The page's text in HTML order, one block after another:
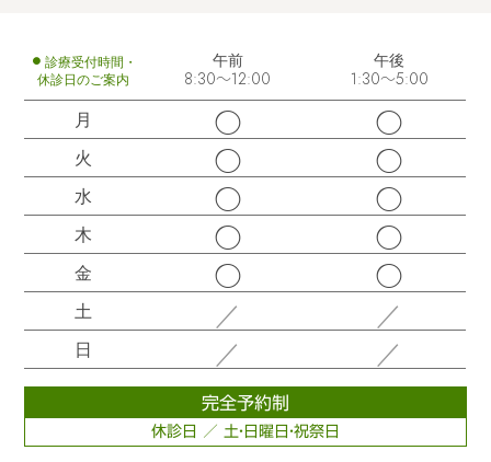
診療受付時間・
休診日のご案内
午前
8:30～12:00
午後
1:30～5:00
月 ◯ ◯
火 ◯ ◯
水 ◯ ◯
木 ◯ ◯
金 ◯ ◯
土 ／ ／
日 ／ ／
完全予約制
休診日 ／ 土・日曜日・祝祭日